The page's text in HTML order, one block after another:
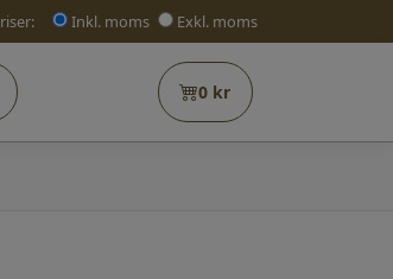
Inkl. moms Exkl. moms
0 kr